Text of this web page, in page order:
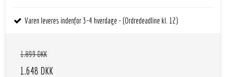
Varen leveres indenfor 3-4 hverdage - (Ordredeadline kl. 12)
1.899 DKK
1.648 DKK